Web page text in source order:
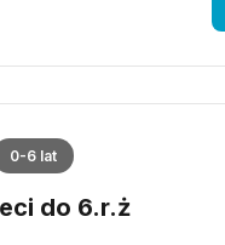
0-6 lat
do 6.r.ż